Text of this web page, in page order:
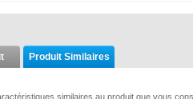
Produit Similaires
similaires au produit que vous